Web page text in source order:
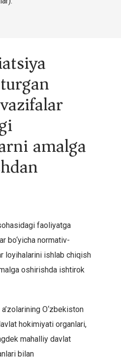
amalga
faoliyatga
bo‘yicha normativ-
loyihalarini ishlab chiqish
oshirishda ishtirok
O‘zbekiston
hokimiyati organlari,
mahalliy davlat
bilan